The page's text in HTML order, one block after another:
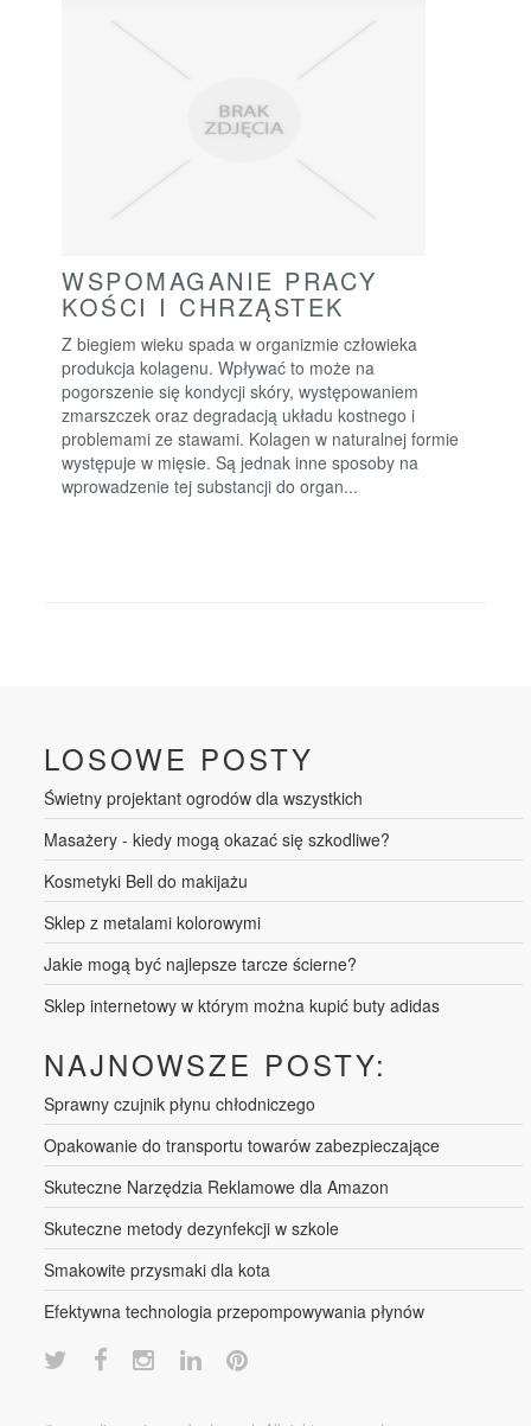
WSPOMAGANIE PRACY
KOŚCI I CHRZĄSTEK
Z biegiem wieku spada w organizmie człowieka
produkcja kolagenu. Wpływać to może na
pogorszenie się kondycji skóry, występowaniem
zmarszczek oraz degradacją układu kostnego i
problemami ze stawami. Kolagen w naturalnej formie
występuje w mięsie. Są jednak inne sposoby na
wprowadzenie tej substancji do organ...
LOSOWE POSTY
Świetny projektant ogrodów dla wszystkich
Masażery - kiedy mogą okazać się szkodliwe?
Kosmetyki Bell do makijażu
Sklep z metalami kolorowymi
Jakie mogą być najlepsze tarcze ścierne?
Sklep internetowy w którym można kupić buty adidas
NAJNOWSZE POSTY:
Sprawny czujnik płynu chłodniczego
Opakowanie do transportu towarów zabezpieczające
Skuteczne Narzędzia Reklamowe dla Amazon
Skuteczne metody dezynfekcji w szkole
Smakowite przysmaki dla kota
Efektywna technologia przepompowywania płynów